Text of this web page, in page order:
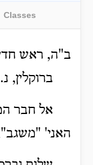
Classes
ב"ה, ראש
ברוקלין,
אל חבר
האני'